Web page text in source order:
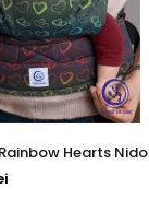
Hearts Nido